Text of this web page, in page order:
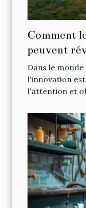
Comment
peuvent
événements
Dans le
l'innovation
l'attention et